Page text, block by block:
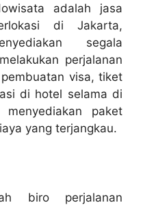
adalah jasa
di Jakarta,
segala
perjalanan
visa, tiket
di hotel selama di
paket
yang terjangkau.
biro perjalanan